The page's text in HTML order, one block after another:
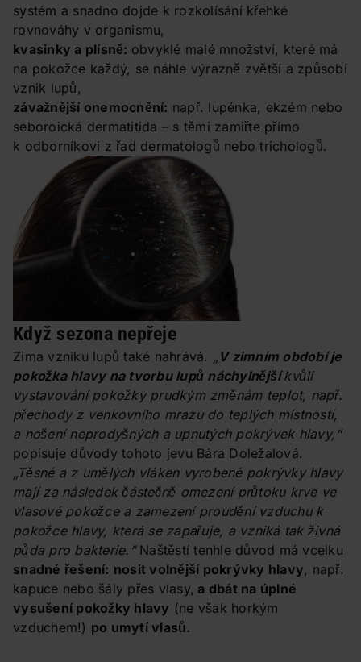
systém a snadno dojde k rozkolísání křehké
rovnováhy v organismu,
kvasinky a plísně: obvyklé malé množství, které má
na pokožce každý, se náhle výrazně zvětší a způsobí
vznik lupů,
závažnější onemocnění: např. lupénka, ekzém nebo
seboroická dermatitida – s těmi zamiřte přímo
k odborníkovi z řad dermatologů nebo trichologů.
Když sezona nepřeje
Zima vzniku lupů také nahrává. „ V zimním období je
pokožka hlavy na tvorbu lupů náchylnějšíkvůli
vystavování pokožky prudkým změnám teplot, např.
přechody z venkovního mrazu do teplých místností,
a nošení neprodyšných a upnutých pokrývek hlavy,“
popisuje důvody tohoto jevu Bára Doležalová.
„Těsné a z umělých vláken vyrobené pokrývky hlavy
mají za následek částečně omezení průtoku krve ve
vlasové pokožce a zamezení proudění vzduchu k
pokožce hlavy, která se zapařuje, a vzniká tak živná
půda pro bakterie.“Naštěstí tenhle důvod má vcelku
snadné řešení: nosit volnější pokrývky hlavy, např.
kapuce nebo šály přes vlasy, a dbát na úplné
vysušení pokožky hlavy (ne však horkým
vzduchem!) po umytí vlasů.